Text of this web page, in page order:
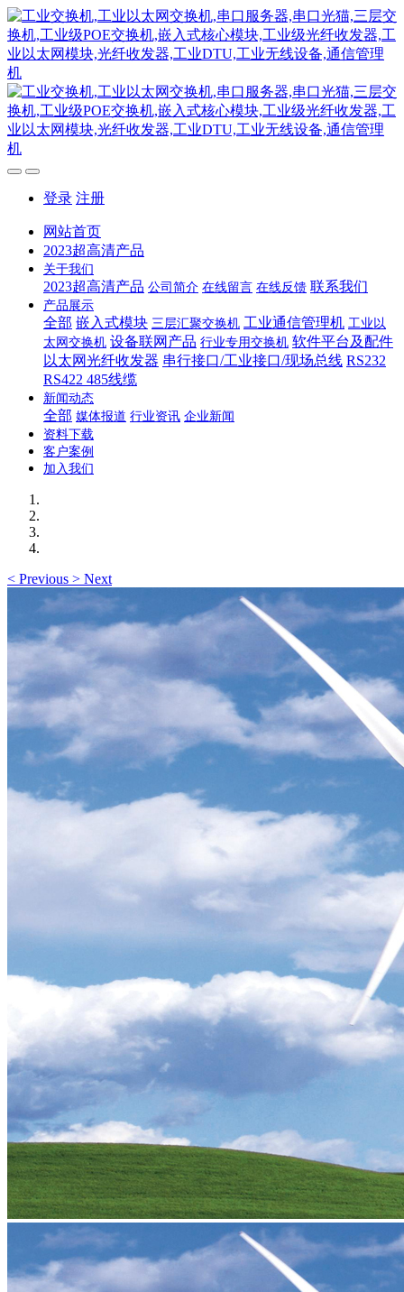
登录 注册
网站首页
2023超高清产品
关于我们
2023超高清产品 公司简介 在线留言 在线反馈 联系我们
产品展示
全部 嵌入式模块 三层汇聚交换机 工业通信管理机 工业以
太网交换机 设备联网产品 行业专用交换机 软件平台及配件
以太网光纤收发器 串行接口/工业接口/现场总线 RS232
RS422 485线缆
新闻动态
全部 媒体报道 行业资讯 企业新闻
资料下载
客户案例
加入我们
< Previous > Next